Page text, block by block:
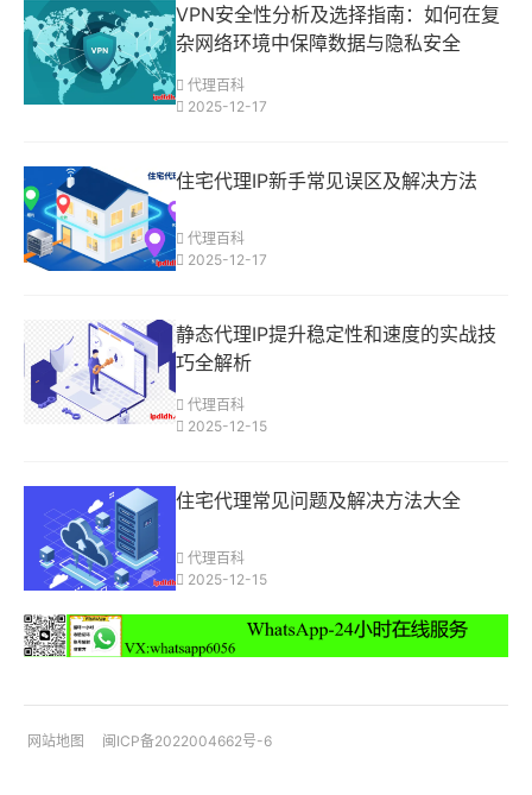
VPN安全性分析及选择指南：如何在复
杂网络环境中保障数据与隐私安全
代理百科
2025-12-17
住宅代理IP新手常见误区及解决方法
代理百科
2025-12-17
静态代理IP提升稳定性和速度的实战技
巧全解析
代理百科
2025-12-15
住宅代理常见问题及解决方法大全
代理百科
2025-12-15
网站地图 闽ICP备2022004662号-6